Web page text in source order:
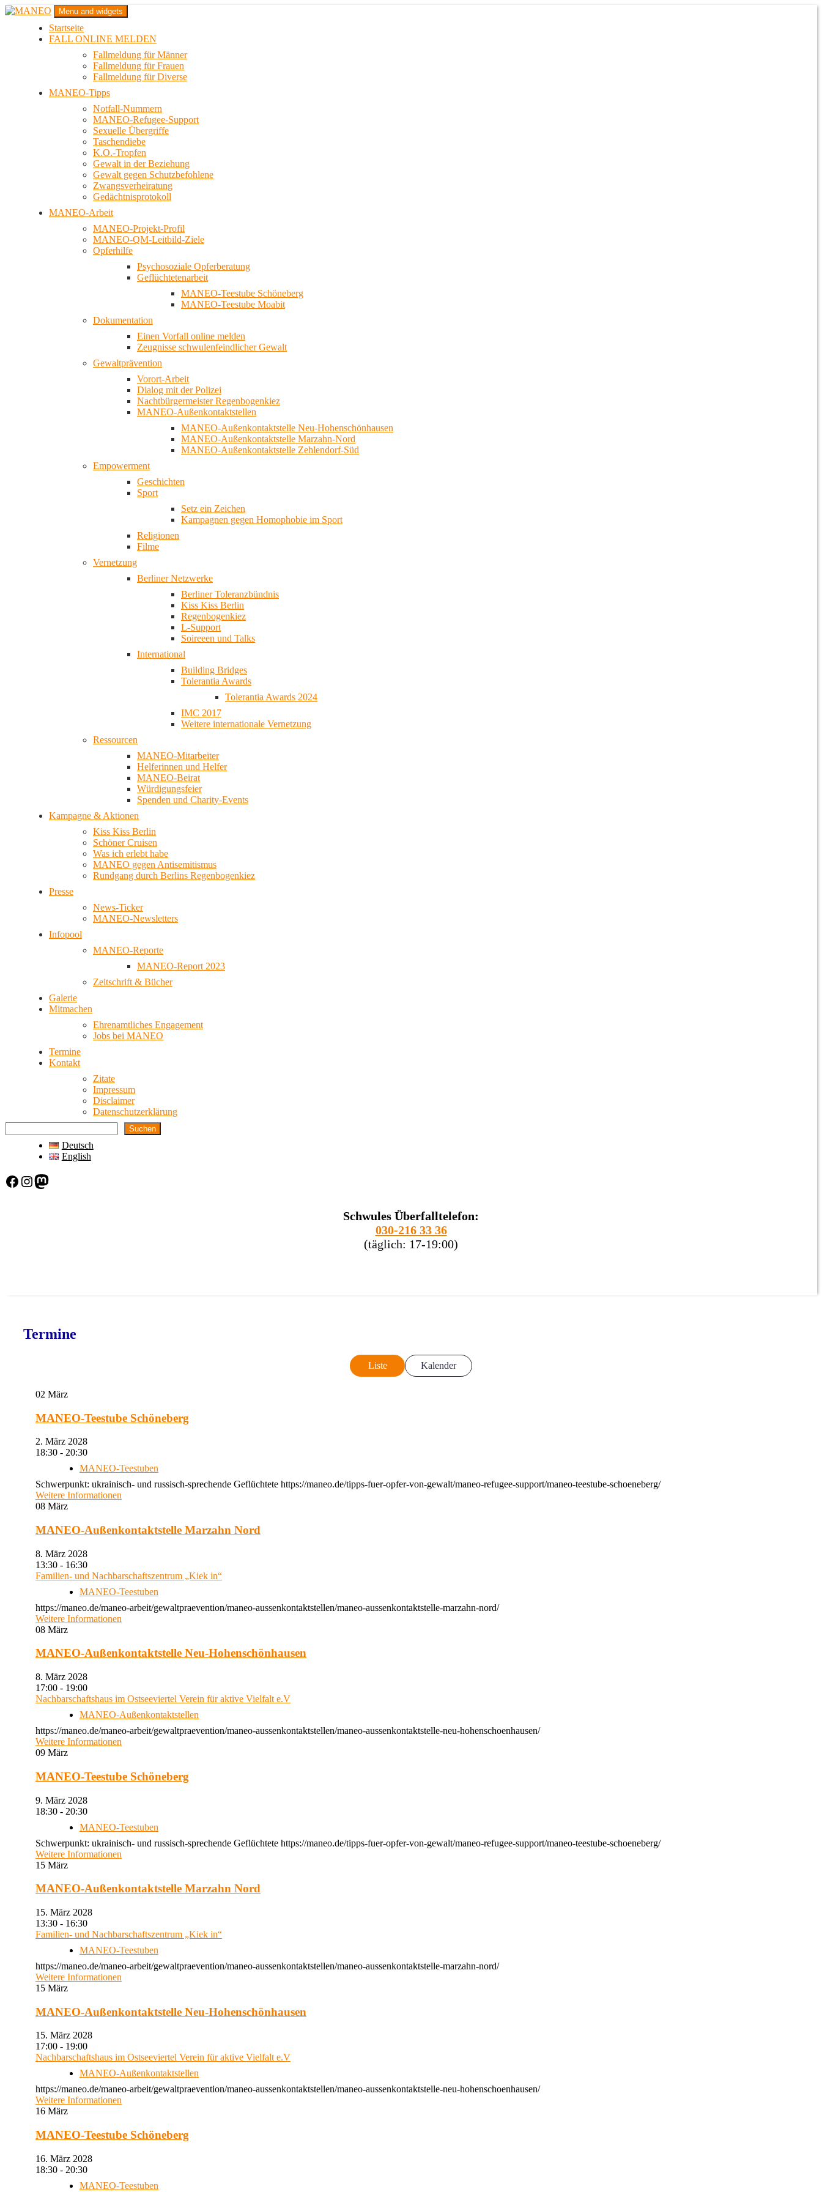
Zum
MANEO
Das schwule Anti-Gewalt-Projekt in Berlin
Menu and widgets
Startseite
FALL ONLINE MELDEN
Fallmeldung für Männer
Fallmeldung für Frauen
Fallmeldung für Diverse
MANEO-Tipps
Notfall-Nummern
MANEO-Refugee-Support
Sexuelle Übergriffe
Taschendiebe
K.O.-Tropfen
Gewalt in der Beziehung
Gewalt gegen Schutzbefohlene
Zwangsverheiratung
Gedächtnisprotokoll
MANEO-Arbeit
MANEO-Projekt-Profil
MANEO-QM-Leitbild-Ziele
Opferhilfe
Psychosoziale Opferberatung
Geflüchtetenarbeit
MANEO-Teestube Schöneberg
MANEO-Teestube Moabit
Dokumentation
Einen Vorfall online melden
Zeugnisse schwulenfeindlicher Gewalt
Gewaltprävention
Vorort-Arbeit
Dialog mit der Polizei
Nachtbürgermeister Regenbogenkiez
MANEO-Außenkontaktstellen
MANEO-Außenkontaktstelle Neu-Hohenschönhausen
MANEO-Außenkontaktstelle Marzahn-Nord
MANEO-Außenkontaktstelle Zehlendorf-Süd
Empowerment
Geschichten
Sport
Setz ein Zeichen
Kampagnen gegen Homophobie im Sport
Religionen
Filme
Vernetzung
Berliner Netzwerke
Berliner Toleranzbündnis
Kiss Kiss Berlin
Regenbogenkiez
L-Support
Soireeen und Talks
International
Building Bridges
Tolerantia Awards
Tolerantia Awards 2024
IMC 2017
Weitere internationale Vernetzung
Ressourcen
MANEO-Mitarbeiter
Helferinnen und Helfer
MANEO-Beirat
Würdigungsfeier
Spenden und Charity-Events
Kampagne & Aktionen
Kiss Kiss Berlin
Schöner Cruisen
Was ich erlebt habe
MANEO gegen Antisemitismus
Rundgang durch Berlins Regenbogenkiez
Presse
News-Ticker
MANEO-Newsletters
Infopool
MANEO-Reporte
MANEO-Report 2023
Zeitschrift & Bücher
Galerie
Mitmachen
Ehrenamtliches Engagement
Jobs bei MANEO
Termine
Kontakt
Zitate
Impressum
Disclaimer
Datenschutzerklärung
Suchen
Deutsch
English
Facebook Instagram Mastodon
Schwules Überfalltelefon:
030-216 33 36
(täglich: 17-19:00)
Termine
Liste Kalender
02 März
MANEO-Teestube Schöneberg
2. März 2028
18:30 - 20:30
MANEO-Teestuben
Schwerpunkt: ukrainisch- und russisch-sprechende Geflüchtete https://maneo.de/tipps-fuer-opfer-von-gewalt/maneo-refugee-support/maneo-teestube-schoeneberg/
Weitere Informationen
08 März
MANEO-Außenkontaktstelle Marzahn Nord
8. März 2028
13:30 - 16:30
Familien- und Nachbarschaftszentrum „Kiek in“
MANEO-Teestuben
https://maneo.de/maneo-arbeit/gewaltpraevention/maneo-aussenkontaktstellen/maneo-aussenkontaktstelle-marzahn-nord/
Weitere Informationen
08 März
MANEO-Außenkontaktstelle Neu-Hohenschönhausen
8. März 2028
17:00 - 19:00
Nachbarschaftshaus im Ostseeviertel Verein für aktive Vielfalt e.V
MANEO-Außenkontaktstellen
https://maneo.de/maneo-arbeit/gewaltpraevention/maneo-aussenkontaktstellen/maneo-aussenkontaktstelle-neu-hohenschoenhausen/
Weitere Informationen
09 März
MANEO-Teestube Schöneberg
9. März 2028
18:30 - 20:30
MANEO-Teestuben
Schwerpunkt: ukrainisch- und russisch-sprechende Geflüchtete https://maneo.de/tipps-fuer-opfer-von-gewalt/maneo-refugee-support/maneo-teestube-schoeneberg/
Weitere Informationen
15 März
MANEO-Außenkontaktstelle Marzahn Nord
15. März 2028
13:30 - 16:30
Familien- und Nachbarschaftszentrum „Kiek in“
MANEO-Teestuben
https://maneo.de/maneo-arbeit/gewaltpraevention/maneo-aussenkontaktstellen/maneo-aussenkontaktstelle-marzahn-nord/
Weitere Informationen
15 März
MANEO-Außenkontaktstelle Neu-Hohenschönhausen
15. März 2028
17:00 - 19:00
Nachbarschaftshaus im Ostseeviertel Verein für aktive Vielfalt e.V
MANEO-Außenkontaktstellen
https://maneo.de/maneo-arbeit/gewaltpraevention/maneo-aussenkontaktstellen/maneo-aussenkontaktstelle-neu-hohenschoenhausen/
Weitere Informationen
16 März
MANEO-Teestube Schöneberg
16. März 2028
18:30 - 20:30
MANEO-Teestuben